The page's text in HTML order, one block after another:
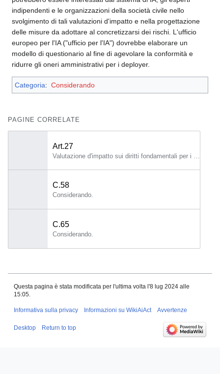
indipendenti e le organizzazioni della società civile nello
svolgimento di tali valutazioni d'impatto e nella progettazione
delle misure da adottare al concretizzarsi dei rischi. L'ufficio
europeo per l'IA ("ufficio per l'IA") dovrebbe elaborare un
modello di questionario al fine di agevolare la conformità e
ridurre gli oneri amministrativi per i deployer.
Categoria: Considerando
PAGINE CORRELATE
Art.27
C.58
Considerando.
C.65
Considerando.
Questa pagina è stata modificata per l'ultima volta l'8 lug 2024 alle
15:05.
Informativa sulla privacy Informazioni su WikiAiAct Avvertenze
Desktop Return to top